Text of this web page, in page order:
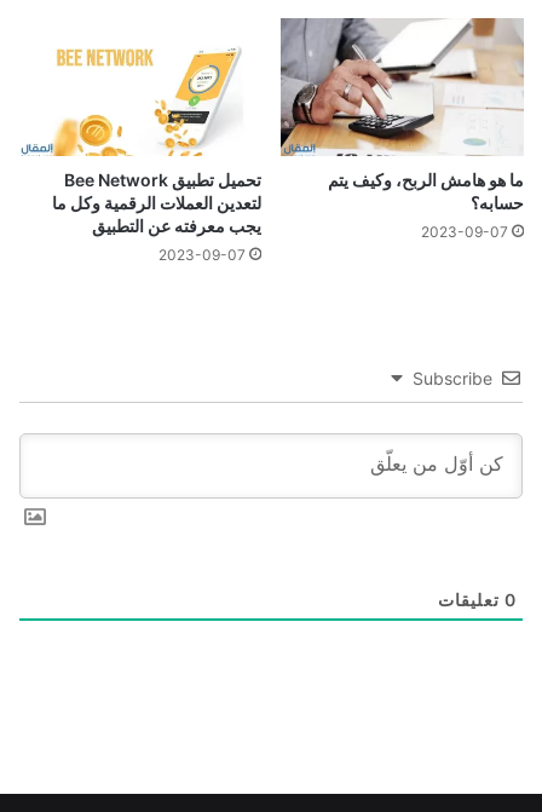
ما هو هامش الربح، وكيف يتم
حسابه؟
2023-09-07
تحميل تطبيق Bee Network
لتعدين العملات الرقمية وكل ما
يجب معرفته عن التطبيق
2023-09-07
Subscribe
0 تعليقات